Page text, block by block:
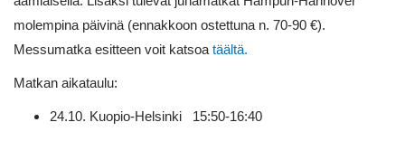
molempina päivinä (ennakkoon ostettuna n. 70-90 €).
Messumatka esitteen voit katsoa täältä.
Matkan aikataulu:
24.10. Kuopio-Helsinki 15:50-16:40